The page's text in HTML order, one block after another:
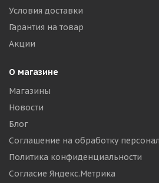
Условия доставки
Гарантия на товар
Акции
О магазине
Магазины
Новости
Блог
Соглашение на обработку
Политика конфиденциальности
Согласие Яндекс.Метрика